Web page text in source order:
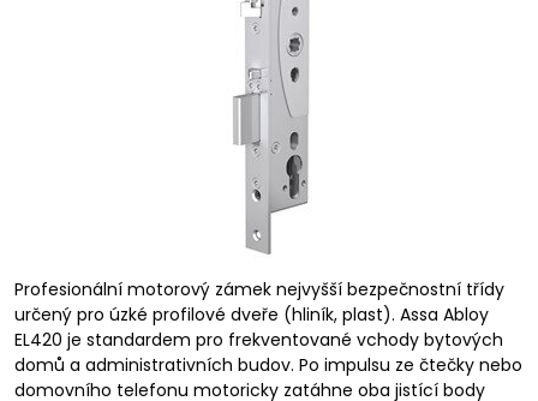
Profesionální motorový zámek nejvyšší bezpečnostní třídy
určený pro úzké profilové dveře (hliník, plast). Assa Abloy
EL420 je standardem pro frekventované vchody bytových
domů a administrativních budov. Po impulsu ze čtečky nebo
domovního telefonu motoricky zatáhne oba jistící body